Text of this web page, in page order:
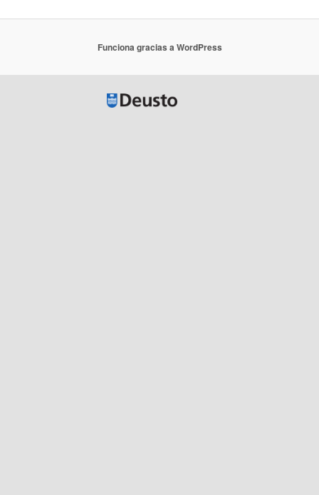
Funciona gracias a WordPress